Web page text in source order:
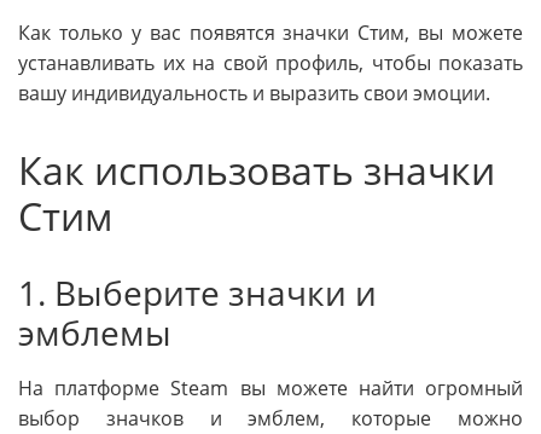
Как только у вас появятся значки Стим, вы можете
устанавливать их на свой профиль, чтобы показать
вашу индивидуальность и выразить свои эмоции.
Как использовать значки
Стим
1. Выберите значки и
эмблемы
На платформе Steam вы можете найти огромный
выбор значков и эмблем, которые можно